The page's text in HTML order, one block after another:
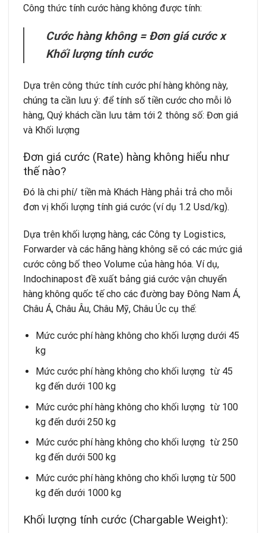
Công thức tính cước hàng không được tính:
Cước hàng không = Đơn giá cước x
Khối lượng tính cước
Dựa trên công thức tính cước phí hàng không này,
chúng ta cần lưu ý: để tính số tiền cước cho mỗi lô
hàng, Quý khách cần lưu tâm tới 2 thông số: Đơn giá
và Khối lượng
Đơn giá cước (Rate) hàng không hiểu như
thế nào?
Đó là chi phí/ tiền mà Khách Hàng phải trả cho mỗi
đơn vị khối lượng tính giá cước (ví dụ 1.2 Usd/kg).
Dựa trên khối lượng hàng, các Công ty Logistics,
Forwarder và các hãng hàng không sẽ có các mức giá
cước công bố theo Volume của hàng hóa. Ví dụ,
Indochinapost đề xuất bảng giá cước vận chuyển
hàng không quốc tế cho các đường bay Đông Nam Á,
Châu Á, Châu Âu, Châu Mỹ, Châu Úc cụ thể:
Mức cước phí hàng không cho khối lượng dưới 45
kg
Mức cước phí hàng không cho khối lượng từ 45
kg đến dưới 100 kg
Mức cước phí hàng không cho khối lượng từ 100
kg đến dưới 250 kg
Mức cước phí hàng không cho khối lượng từ 250
kg đến dưới 500 kg
Mức cước phí hàng không cho khối lượng từ 500
kg đến dưới 1000 kg
Khối lượng tính cước (Chargable Weight):